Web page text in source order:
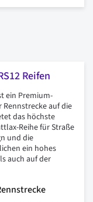
Reifen
ein Premium-
auf die
das höchste
Reihe für Straße
und die
ein hohes
auch auf der